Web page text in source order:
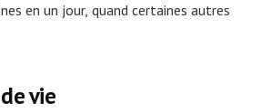
en un jour, quand certaines autres
vie